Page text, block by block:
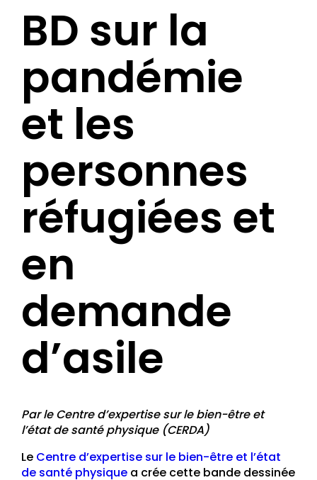
BD sur la
pandémie
et les
personnes
réfugiées et
en
demande
d’asile
Par le Centre d’expertise sur le bien-être et
l’état de santé physique (CERDA)
Le Centre d’expertise sur le bien-être et l’état
de santé physique a crée cette bande dessinée